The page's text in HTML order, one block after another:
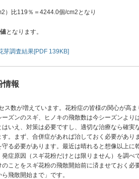
）比119％＝4244.0個/cm2となり
となります。
芽調査結果[PDF 139KB]
情報
ス数が増えています。花粉症の皆様の関心が高ま
ズンのスギ、ヒノキの飛散数は今シーズンより
いえ、対策は必要ですし、適切な治療なら確実
。まず、 合併症があれば治しておく必要がありま
る必要があります。最近は晴れると想像以上に
症原因（スギ花粉だけとは限りません）を調べ
のことをスギ花粉の飛散開始前に済ませておく必
ら飛散開始まで 」です。